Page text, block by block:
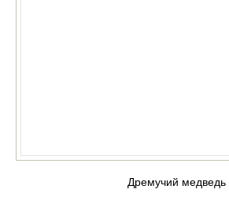
Дремучий медведь